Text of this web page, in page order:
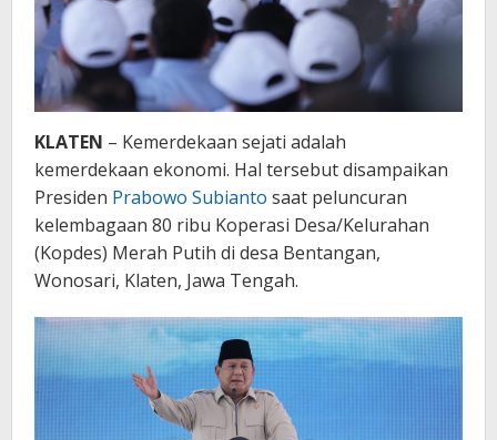
KLATEN – Kemerdekaan sejati adalah
kemerdekaan ekonomi. Hal tersebut disampaikan
Presiden Prabowo Subianto saat peluncuran
kelembagaan 80 ribu Koperasi Desa/Kelurahan
(Kopdes) Merah Putih di desa Bentangan,
Wonosari, Klaten, Jawa Tengah.